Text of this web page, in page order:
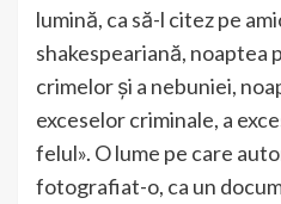
lumină, ca să-l citez pe
shakespeariană, noaptea
crimelor și a nebuniei,
exceselor criminale, a
felul». O lume pe care
fotografiat-o, ca un